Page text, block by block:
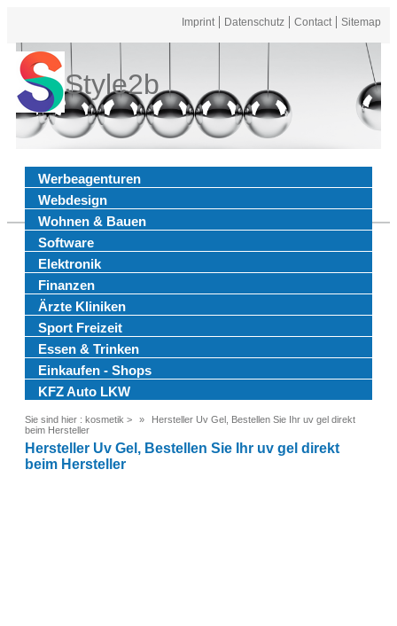
Imprint Datenschutz Contact Sitemap
Style2b
Werbeagenturen
Webdesign
Wohnen & Bauen
Software
Elektronik
Finanzen
Ärzte Kliniken
Sport Freizeit
Essen & Trinken
Einkaufen - Shops
KFZ Auto LKW
Sie sind hier : kosmetik >
Hersteller Uv Gel, Bestellen Sie Ihr uv gel direkt
beim Hersteller
Hersteller Uv Gel, Bestellen Sie Ihr uv gel direkt
beim Hersteller